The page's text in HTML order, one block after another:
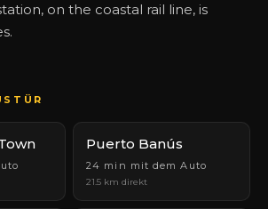
on the coastal rail line, is
Puerto Banús
24 min mit dem Auto
21.5 km direkt